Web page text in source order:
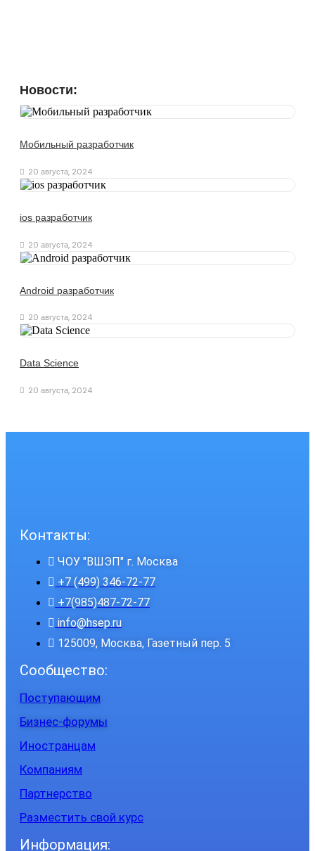
Новости:
Мобильный разработчик
20 августа, 2024
ios разработчик
20 августа, 2024
Android разработчик
20 августа, 2024
Data Science
20 августа, 2024
Контакты:
ЧОУ "ВШЭП" г. Москва
+7 (499) 346-72-77
+7(985)487-72-77
info@hsep.ru
125009, Москва, Газетный пер. 5
Сообщество:
Поступающим
Бизнес-форумы
Иностранцам
Компаниям
Партнерство
Разместить свой курс
Информация: